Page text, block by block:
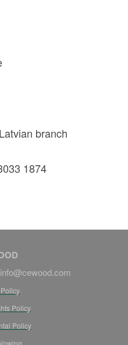
branch
1874
info@cewood.com
Policy
Policy